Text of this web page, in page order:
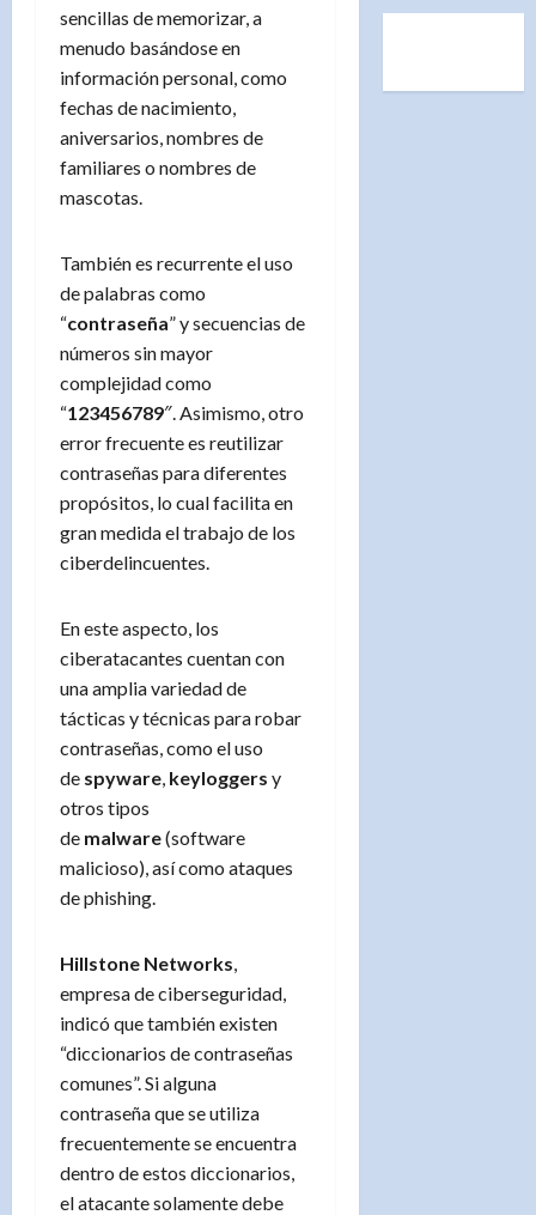
sencillas de memorizar, a
menudo basándose en
información personal, como
fechas de nacimiento,
aniversarios, nombres de
familiares o nombres de
mascotas.
También es recurrente el uso
de palabras como
“contraseña” y secuencias de
números sin mayor
complejidad como
“123456789″. Asimismo, otro
error frecuente es reutilizar
contraseñas para diferentes
propósitos, lo cual facilita en
gran medida el trabajo de los
ciberdelincuentes.
En este aspecto, los
ciberatacantes cuentan con
una amplia variedad de
tácticas y técnicas para robar
contraseñas, como el uso
de spyware keyloggers y
otros tipos
de malware(software
malicioso), así como ataques
de phishing.
Hillstone Networks
empresa de ciberseguridad,
indicó que también existen
“diccionarios de contraseñas
comunes”. Si alguna
contraseña que se utiliza
frecuentemente se encuentra
dentro de estos diccionarios,
el atacante solamente debe